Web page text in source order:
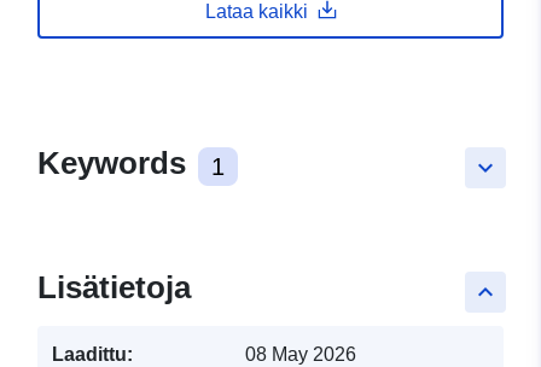
Lataa kaikki
keyboard_arrow_down
Keywords 1
keyboard_arrow_up
Lisätietoja
Laadittu: 08 May 2026